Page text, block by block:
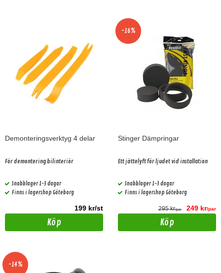
Demonteringsverktyg 4 delar
För demontering bilinteriör
Snabblager 1-3 dagar
Finns i lagershop Göteborg
199 kr/st
Köp
-16%
Stinger Dämpringar
Ett jättelyft för ljudet vid installation
Snabblager 1-3 dagar
Finns i lagershop Göteborg
295 kr/par 249 kr/par
Köp
-14%